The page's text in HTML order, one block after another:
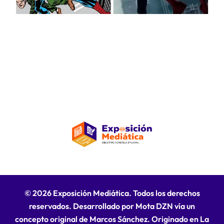
cinematográfico
© 2026 Exposición Mediática. Todos los derechos
reservados. Desarrollado por Mota DZN vía un
concepto original de Marcos Sánchez. Originado en La